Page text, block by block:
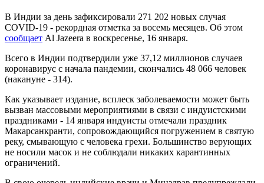
В Индии за день зафиксировали 271 202 новых случая
COVID-19 - рекордная отметка за восемь месяцев. Об этом
сообщает Al Jazeera в воскресенье, 16 января.
Всего в Индии подтвердили уже 37,12 миллионов случаев
коронавирус с начала пандемии, скончались 48 066 человек
(накануне - 314).
Как указывает издание, всплеск заболеваемости может быть
вызван массовыми мероприятиями в связи с индуистскими
праздниками - 14 января индуисты отмечали праздник
Макарсанкранти, сопровождающийся погружением в святую
реку, смывающую с человека грехи. Большинство верующих
не носили масок и не соблюдали никаких карантинных
ограничений.